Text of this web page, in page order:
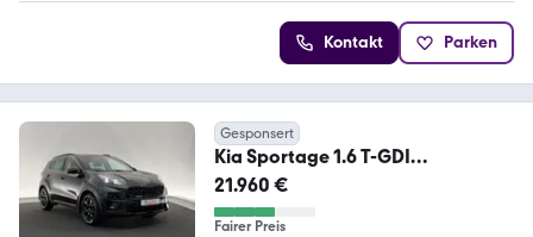
Kontakt Parken
Gesponsert
Kia Sportage 1.6 T-GDI
4WD*BLACK EDITION*LED-R.KAM
21.960 €
Fairer Preis